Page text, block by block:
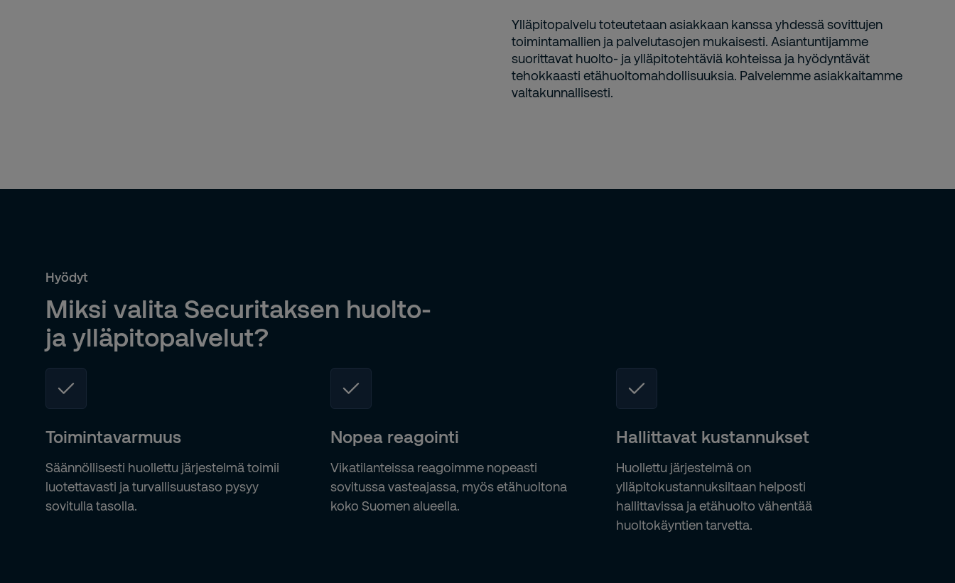
Ylläpitopalvelu toteutetaan asiakkaan kanssa yhdessä sovittujen
toimintamallien ja palvelutasojen mukaisesti. Asiantuntijamme
suorittavat huolto- ja ylläpitotehtäviä kohteissa ja hyödyntävät
tehokkaasti etähuoltomahdollisuuksia. Palvelemme asiakkaitamme
valtakunnallisesti.
Hyödyt
Miksi valita Securitaksen huolto-
ja ylläpitopalvelut?
Toimintavarmuus
Säännöllisesti huollettu järjestelmä toimii
luotettavasti ja turvallisuustaso pysyy
sovitulla tasolla.
Nopea reagointi
Vikatilanteissa reagoimme nopeasti
sovitussa vasteajassa, myös etähuoltona
koko Suomen alueella.
Hallittavat kustannukset
Huollettu järjestelmä on
ylläpitokustannuksiltaan helposti
hallittavissa ja etähuolto vähentää
huoltokäyntien tarvetta.